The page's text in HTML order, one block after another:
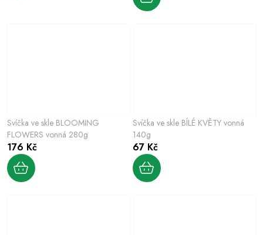
Svíčka ve skle BLOOMING
FLOWERS vonná 280g
176 Kč
Svíčka ve skle BÍLÉ KVĚTY vonná
140g
67 Kč